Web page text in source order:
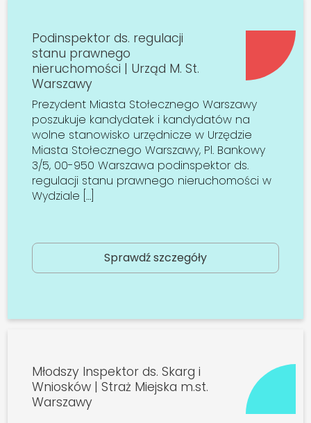
Podinspektor ds. regulacji
stanu prawnego
nieruchomości | Urząd M. St.
Warszawy
Prezydent Miasta Stołecznego Warszawy
poszukuje kandydatek i kandydatów na
wolne stanowisko urzędnicze w Urzędzie
Miasta Stołecznego Warszawy, Pl. Bankowy
3/5, 00-950 Warszawa podinspektor ds.
regulacji stanu prawnego nieruchomości w
Wydziale […]
Sprawdź szczegóły
Młodszy Inspektor ds. Skarg i
Wniosków | Straż Miejska m.st.
Warszawy